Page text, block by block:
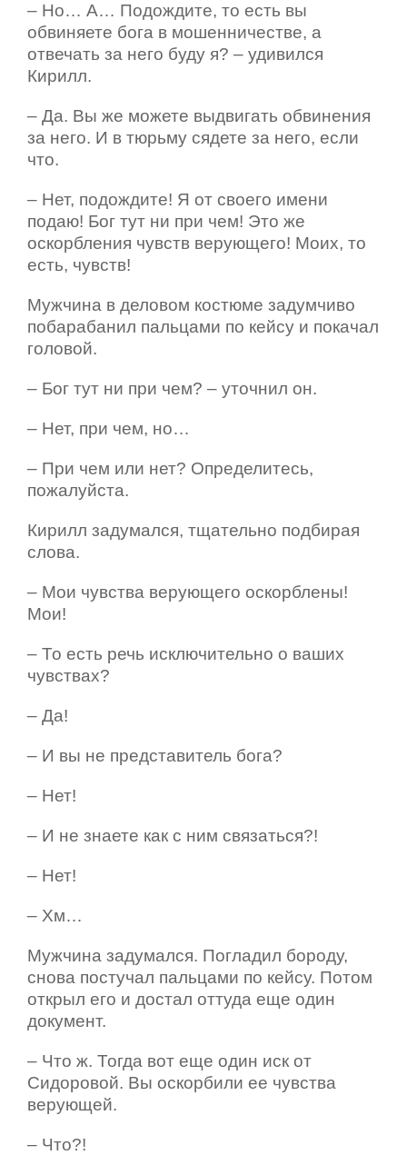
– Но… А… Подождите, то есть вы
обвиняете бога в мошенничестве, а
отвечать за него буду я? – удивился
Кирилл.
– Да. Вы же можете выдвигать обвинения
за него. И в тюрьму сядете за него, если
что.
– Нет, подождите! Я от своего имени
подаю! Бог тут ни при чем! Это же
оскорбления чувств верующего! Моих, то
есть, чувств!
Мужчина в деловом костюме задумчиво
побарабанил пальцами по кейсу и покачал
головой.
– Бог тут ни при чем? – уточнил он.
– Нет, при чем, но…
– При чем или нет? Определитесь,
пожалуйста.
Кирилл задумался, тщательно подбирая
слова.
– Мои чувства верующего оскорблены!
Мои!
– То есть речь исключительно о ваших
чувствах?
– Да!
– И вы не представитель бога?
– Нет!
– И не знаете как с ним связаться?!
– Нет!
– Хм…
Мужчина задумался. Погладил бороду,
снова постучал пальцами по кейсу. Потом
открыл его и достал оттуда еще один
документ.
– Что ж. Тогда вот еще один иск от
Сидоровой. Вы оскорбили ее чувства
верующей.
– Что?!